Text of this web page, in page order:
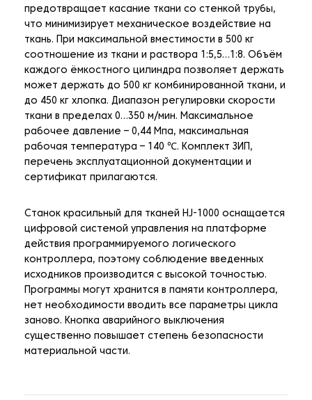
предотвращает касание ткани со стенкой трубы,
что минимизирует механическое воздействие на
ткань. При максимальной вместимости в 500 кг
соотношение из ткани и раствора 1:5,5…1:8. Объём
каждого ёмкостного цилиндра позволяет держать
может держать до 500 кг комбинированной ткани, и
до 450 кг хлопка. Диапазон регулировки скорости
ткани в пределах 0…350 м/мин. Максимальное
рабочее давление – 0,44 Мпа, максимальная
рабочая температура – 140 ℃. Комплект ЗИП,
перечень эксплуатационной документации и
сертификат прилагаются.
Станок красильный для тканей HJ-1000 оснащается
цифровой системой управления на платформе
действия программируемого логического
контроллера, поэтому соблюдение введенных
исходников производится с высокой точностью.
Программы могут хранится в памяти контроллера,
нет необходимости вводить все параметры цикла
заново. Кнопка аварийного выключения
существенно повышает степень безопасности
материальной части.